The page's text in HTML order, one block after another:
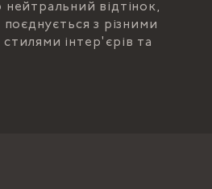
відтінок,
з різними
інтер'єрів та